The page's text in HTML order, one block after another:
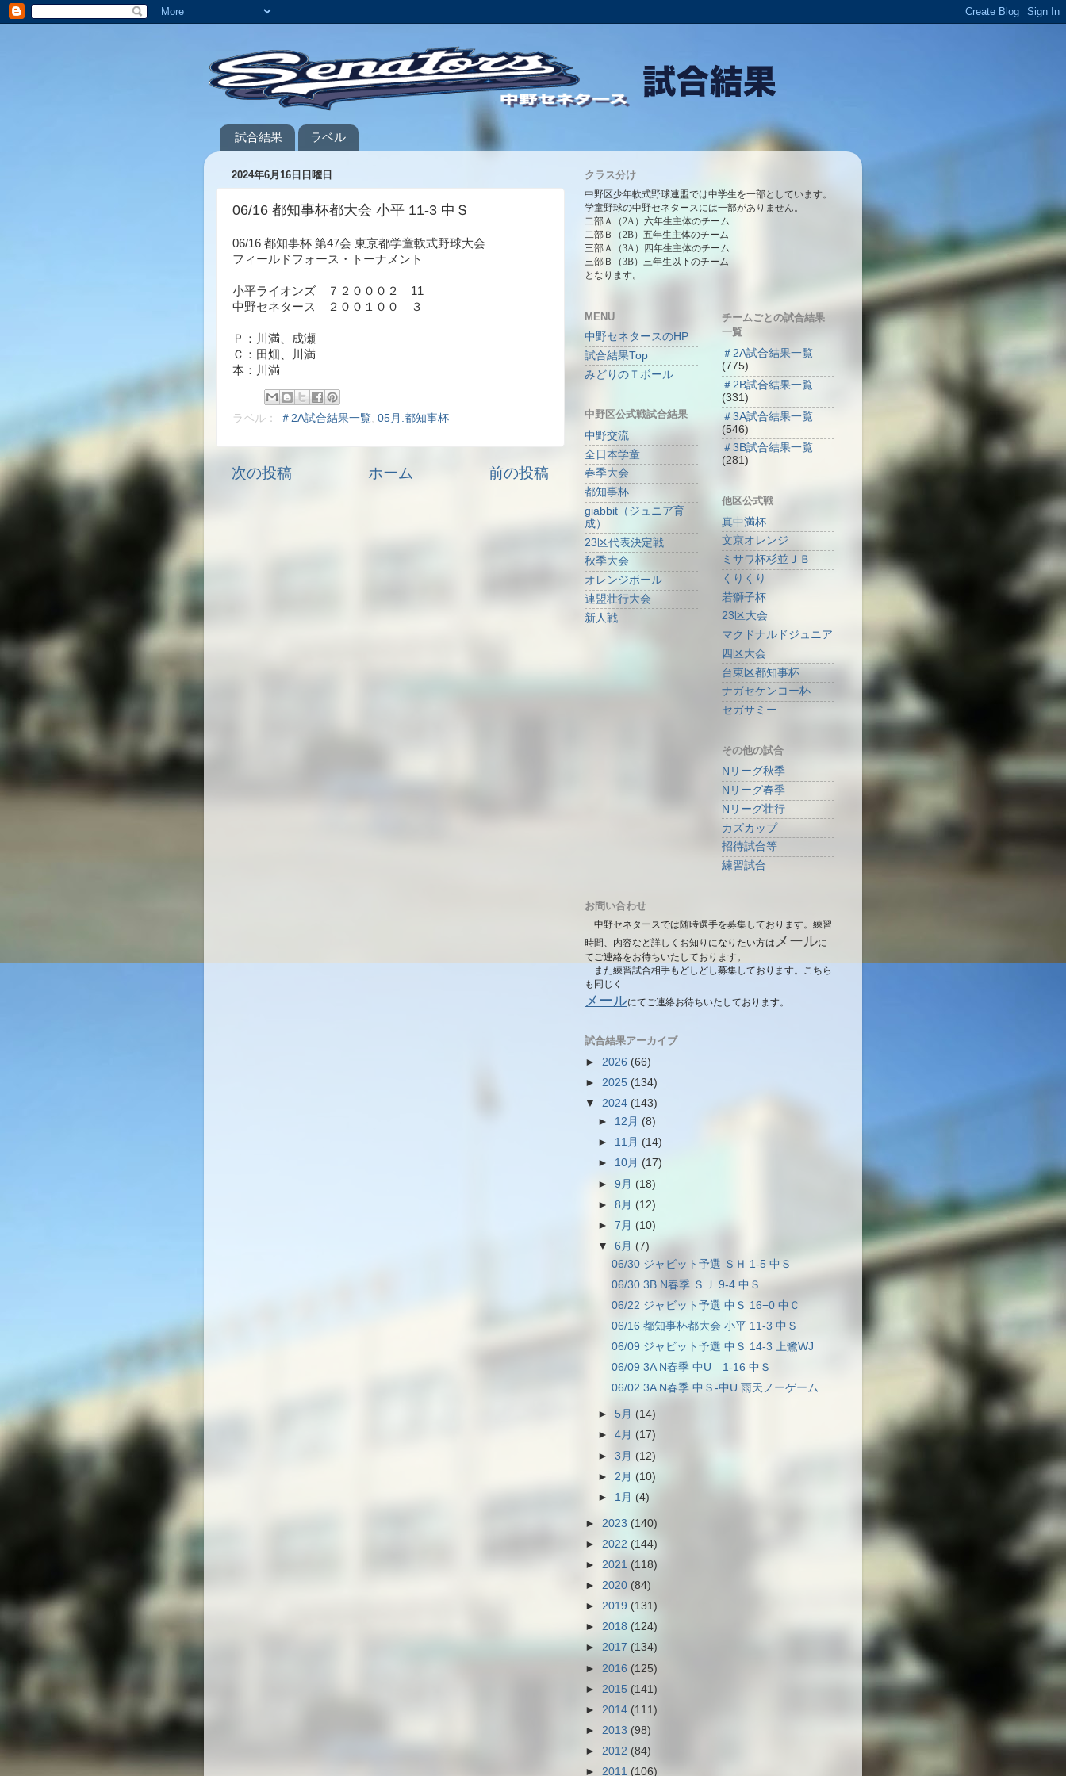
試合結果 ラベル
2024年6月16日日曜日
06/16 都知事杯都大会 小平 11-3 中Ｓ
06/16 都知事杯 第47会 東京都学童軟式野球大会
フィールドフォース・トーナメント
小平ライオンズ ７２０００２ 11
中野セネタース ２００１００ ３
Ｐ：川満、成瀬
Ｃ：田畑、川満
本：川満
ラベル： ＃2A試合結果一覧 05月.都知事杯
次の投稿 前の投稿
ホーム
クラス分け
中野区少年軟式野球連盟では中学生を一部としています。
学童野球の中野セネタースには一部がありません。
二部Ａ（2A）六年生主体のチーム
二部Ｂ（2B）五年生主体のチーム
三部Ａ（3A）四年生主体のチーム
三部Ｂ（3B）三年生以下のチーム
となります。
MENU
中野セネタースのHP
試合結果Top
みどりのＴボール
中野区公式戦試合結果
中野交流
全日本学童
春季大会
都知事杯
giabbit（ジュニア育
成）
23区代表決定戦
秋季大会
オレンジボール
連盟壮行大会
新人戦
チームごとの試合結果
一覧
＃2A試合結果一覧
(775)
＃2B試合結果一覧
(331)
＃3A試合結果一覧
(546)
＃3B試合結果一覧
(281)
他区公式戦
真中満杯
文京オレンジ
ミサワ杯杉並ＪＢ
くりくり
若獅子杯
23区大会
マクドナルドジュニア
四区大会
台東区都知事杯
ナガセケンコー杯
セガサミー
その他の試合
Nリーグ秋季
Nリーグ春季
Nリーグ壮行
カズカップ
招待試合等
練習試合
お問い合わせ
中野セネタースでは随時選手を募集しております。練習
時間、内容など詳しくお知りになりたい方は メールに
てご連絡をお待ちいたしております。
また練習試合相手もどしどし募集しております。こちら
も同じく
メールにてご連絡お待ちいたしております。
試合結果アーカイブ
► 2026 (66)
► 2025 (134)
▼ 2024 (143)
► 12月 (8)
► 11月 (14)
► 10月 (17)
►9月 (18)
►8月 (12)
►7月 (10)
▼6月(7)
06/30 ジャビット予選 ＳＨ 1-5 中Ｓ
06/30 3B N春季 ＳＪ 9-4 中Ｓ
06/22 ジャビット予選 中Ｓ 16−0 中Ｃ
06/16 都知事杯都大会 小平 11-3 中Ｓ
06/09 ジャビット予選 中Ｓ 14-3 上鷺WJ
06/09 3A N春季 中U 1-16 中Ｓ
06/02 3A N春季 中Ｓ-中U 雨天ノーゲーム
►5月 (14)
►4月 (17)
►3月 (12)
► 2月(10)
► 1月 (4)
► 2023 (140)
► 2022 (144)
► 2021 (118)
► 2020 (84)
► 2019 (131)
► 2018 (124)
► 2017 (134)
► 2016 (125)
► 2015 (141)
► 2014 (111)
► 2013 (98)
► 2012 (84)
► 2011 (106)